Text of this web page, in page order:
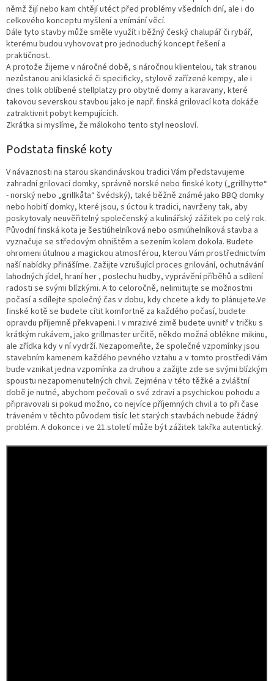
v
ý
p
i
u
němž žijí nebo kam chtějí utéct před problémy všedních dní, ale i do
celkového konceptu myšlení a vnímání věcí.
Dále tyto stavby může směle využít i běžný český chalupář či rybář,
kterému budou vyhovovat pro jednoduchý koncept řešení a
praktičnost.
A protože žijeme v náročné době, s náročnou klientelou, tak stranou
nezůstanou ani klasické či specificky, stylově zařízené kempy, ale i
dnes tolik oblíbené stellplatzy pro obytné domy a karavany, které
takovou severskou stavbou jako je např. finská grilovací kota dokáže
zatraktivnit pobyt kempujících.
Zkrátka si myslíme, že málokoho tento styl neosloví.
Podstata finské koty
V návaznosti na starou skandinávskou tradici Vám představujeme
zahradní grilovací domky, správně norské nebo finské koty („grillhytte“
- norský nebo „grillkåta“ švédský), také běžně známé jako BBQ domky
nebo hobití domky, které jsou, s úctou k tradici, navrženy tak, aby
poskytovaly neuvěřitelný společenský a kulinářský zážitek po celý rok.
Původní finská kota je šestiúhelníková nebo osmiúhelníková stavba a
vyznačuje se středovým ohništěm a sezením kolem dokola. Budete
ohromeni útulnou a magickou atmosférou, kterou Vám prostřednictvím
naší nabídky přinášíme. Zažijte vzrušující proces grilování, ochutnávání
lahodných jídel, hraní her , poslechu hudby, vyprávění příběhů a sdílení
radosti se svými blízkými. A to celoročně, nelimitujte se možnostmi
počasí a sdílejte společný čas v dobu, kdy chcete a kdy to plánujete.Ve
finské kotě se budete cítit komfortně za každého počasí, budete
opravdu příjemně překvapeni. I v mrazivé zimě budete uvnitř v tričku s
krátkým rukávem, jako grillmaster určitě, někdo možná oblékne mikinu,
ale zřídka kdy v ní vydrží. Nezapomeňte, že společné vzpomínky jsou
stavebním kamenem každého pevného vztahu a v tomto prostředí Vám
bude vznikat jedna vzpomínka za druhou a zažijte zde se svými blízkým
spoustu nezapomenutelných chvil. Zejména v této těžké a zvláštní
době je nutné, abychom pečovali o své zdraví a psychickou pohodu a
připravovali si pokud možno, co nejvíce příjemných chvil a to při čase
tráveném v těchto původem tisíc let starých stavbách nebude žádný
problém. A dokonce i ve 21.století může být zážitek takřka autentický.